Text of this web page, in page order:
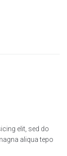
elit, sed do
aliqua tepo